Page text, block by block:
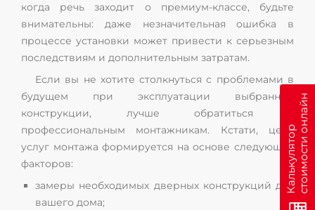
когда речь заходит о премиум-классе, будьте
внимательны: даже незначительная ошибка в
процессе установки может привести к серьезным
последствиям и дополнительным затратам.
Если вы не хотите столкнуться с проблемами в
будущем при эксплуатации выбранной
конструкции, лучше обратиться к
профессиональным монтажникам. Кстати, цена
услуг монтажа формируется на основе следующих
факторов:
замеры необходимых дверных конструкций для
вашего дома;
К
а
л
ь
к
у
л
я
т
о
р
с
т
о
и
м
о
с
т
и
о
н
л
а
йн